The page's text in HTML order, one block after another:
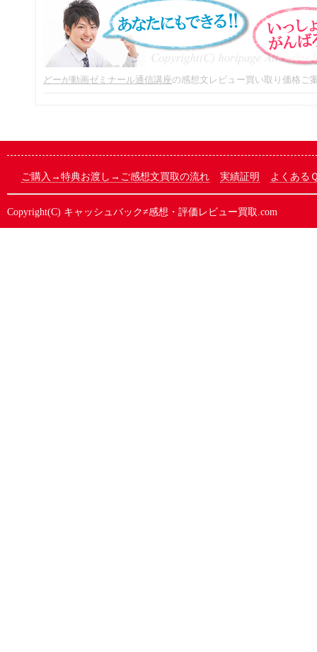
どーが動画ゼミナール通信講座の感想文レビュー買い取り価格ご
ご購入→特典お渡し→ご感想文買取の流れ 実績証明 よくある
Copyright(C) キャッシュバック≠感想・評価レビュー買取.com